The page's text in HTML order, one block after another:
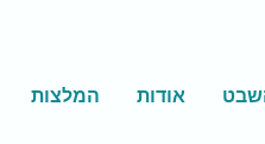
אודות המלצות